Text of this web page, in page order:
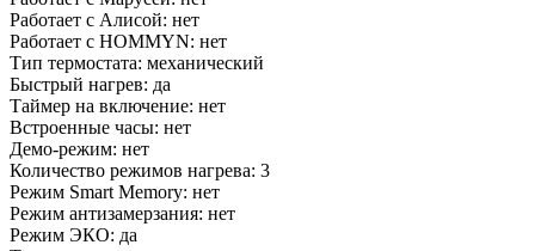
Работает с Алисой: нет
Работает с HOMMYN: нет
Тип термостата: механический
Быстрый нагрев: да
Таймер на включение: нет
Встроенные часы: нет
Демо-режим: нет
Количество режимов нагрева: 3
Режим Smart Memory: нет
Режим антизамерзания: нет
Режим ЭКО: да